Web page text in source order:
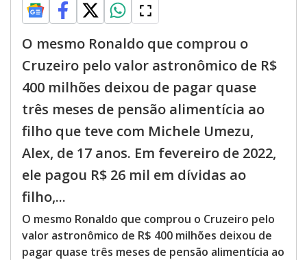
O mesmo Ronaldo que comprou o
Cruzeiro pelo valor astronômico de R$
400 milhões deixou de pagar quase
três meses de pensão alimentícia ao
filho que teve com Michele Umezu,
Alex, de 17 anos. Em fevereiro de 2022,
ele pagou R$ 26 mil em dívidas ao
filho,...
O mesmo Ronaldo que comprou o Cruzeiro pelo
valor astronômico de R$ 400 milhões deixou de
pagar quase três meses de pensão alimentícia ao